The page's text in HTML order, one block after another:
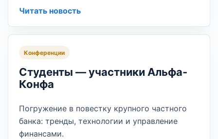
Читать новость
Конференции
Студенты — участники Альфа-
Конфа
Погружение в повестку крупного частного
банка: тренды, технологии и управление
финансами.